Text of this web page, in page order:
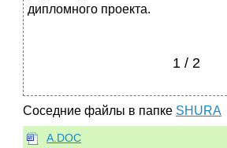
дипломного проекта.
1 / 2
Соседние файлы в папке SHURA
A.DOC